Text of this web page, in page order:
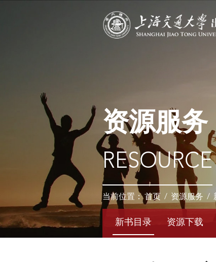
资源服务
RESOURCE
当前位置：首页 / 资源服务 /
新书目录 资源下载